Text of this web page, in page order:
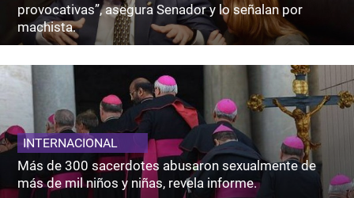
provocativas”, asegura Senador y lo señalan por
machista.
INTERNACIONAL
Más de 300 sacerdotes abusaron sexualmente de
más de mil niños y niñas, revela informe.